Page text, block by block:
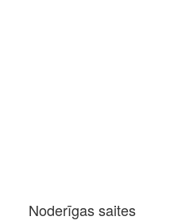
Noderīgas saites